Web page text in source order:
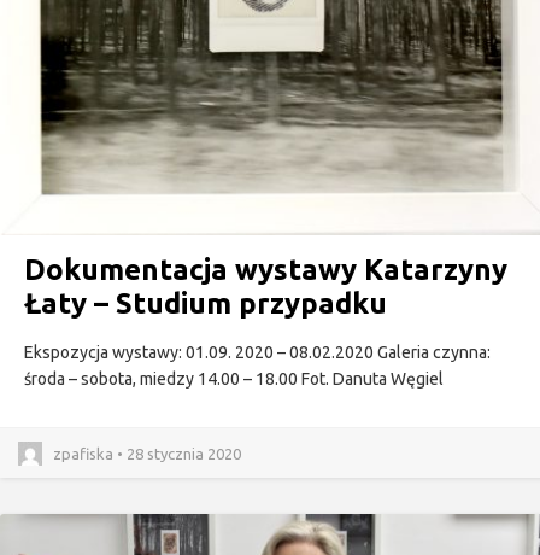
Dokumentacja wystawy Katarzyny
Łaty – Studium przypadku
Ekspozycja wystawy: 01.09. 2020 – 08.02.2020 Galeria czynna:
środa – sobota, miedzy 14.00 – 18.00 Fot. Danuta Węgiel
zpafiska • 28 stycznia 2020